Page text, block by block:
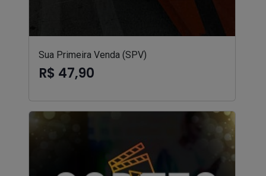
Sua Primeira Venda (SPV)
R$ 47,90